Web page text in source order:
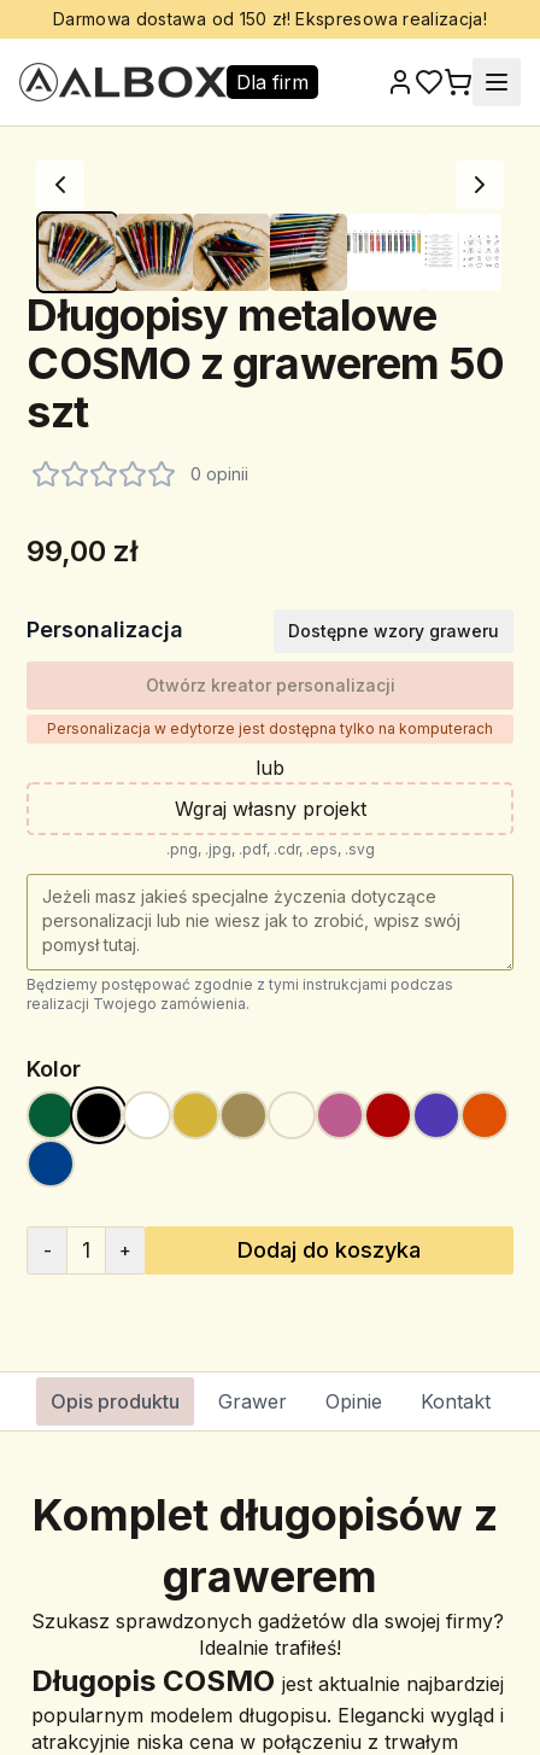
Darmowa dostawa od 150 zł! Ekspresowa realizacja!
Dla firm
Długopisy metalowe
COSMO z grawerem 50
szt
0 opinii
99,00 zł
Personalizacja Dostępne wzory graweru
Otwórz kreator personalizacji
Personalizacja w edytorze jest dostępna tylko na komputerach
lub
Wgraj własny projekt
.png, .jpg, .pdf, .cdr, .eps, .svg
Będziemy postępować zgodnie z tymi instrukcjami podczas
realizacji Twojego zamówienia.
Kolor
- 1 + Dodaj do koszyka
Opis produktu Grawer Opinie Kontakt
Komplet długopisów z
grawerem
Szukasz sprawdzonych gadżetów dla swojej firmy?
Idealnie trafiłeś!
Długopis COSMO jest aktualnie najbardziej
popularnym modelem długopisu. Elegancki wygląd i
atrakcyjnie niska cena w połączeniu z trwałym